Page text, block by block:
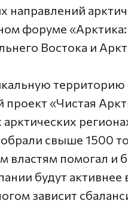
направлений
форуме
Востока и
территорию
«Чистая
арктических
свыше 1500
властям помогал и
будут активнее
зависит